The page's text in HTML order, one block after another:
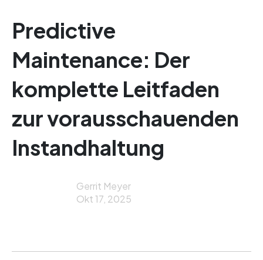
Predictive
Maintenance: Der
komplette Leitfaden
zur vorausschauenden
Instandhaltung
Gerrit Meyer
Okt 17, 2025